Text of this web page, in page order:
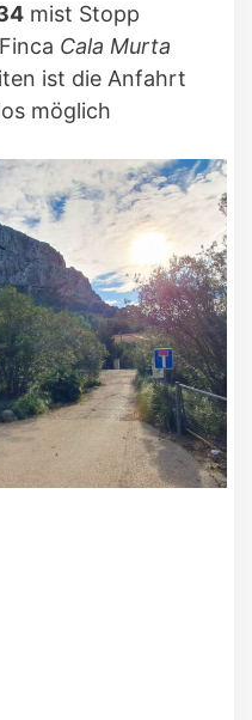
mist Stopp
Cala Murta
ist die Anfahrt
möglich